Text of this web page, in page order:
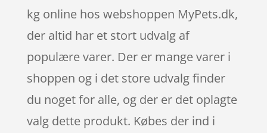
kg online hos webshoppen MyPets.dk,
der altid har et stort udvalg af
populære varer. Der er mange varer i
shoppen og i det store udvalg finder
du noget for alle, og der er det oplagte
valg dette produkt. Købes der ind i